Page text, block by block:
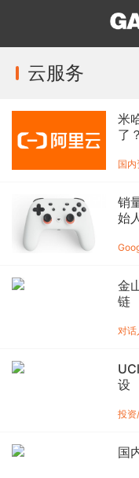
云服务
米
了？
国
销
始
金
链
对话
设
投资
国